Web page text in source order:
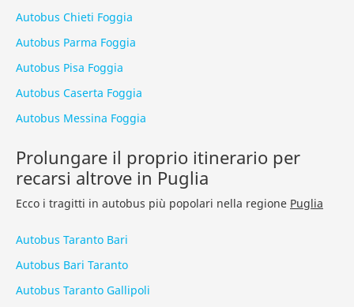
Autobus Chieti Foggia
Autobus Parma Foggia
Autobus Pisa Foggia
Autobus Caserta Foggia
Autobus Messina Foggia
Prolungare il proprio itinerario per
recarsi altrove in Puglia
Ecco i tragitti in autobus più popolari nella regione Puglia
Autobus Taranto Bari
Autobus Bari Taranto
Autobus Taranto Gallipoli